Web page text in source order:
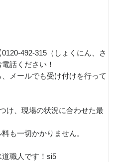
492-315（しょくにん、さ
話ください！
メールでも受け付けを行って
け、現場の状況に合わせた最
も一切かかりません。
職人です！si5